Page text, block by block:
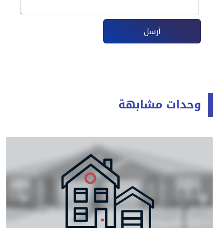
أرسل
وحدات مشابهة